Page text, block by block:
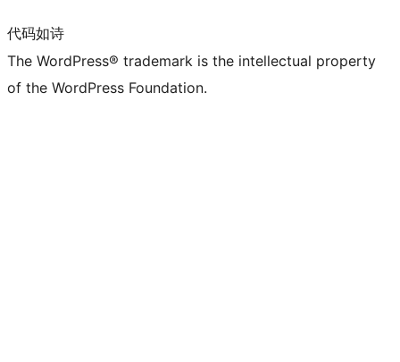
代码如诗
The WordPress® trademark is the intellectual property
of the WordPress Foundation.